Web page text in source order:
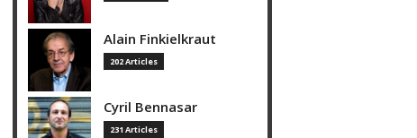
Alain Finkielkraut
202 Articles
Cyril Bennasar
231 Articles